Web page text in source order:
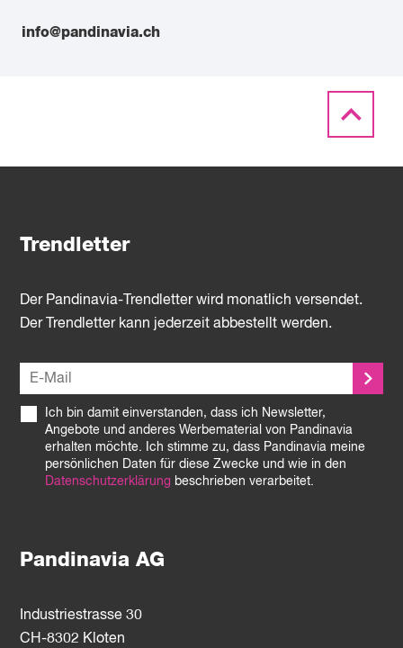
info@pandinavia.ch
Pandinavia AG
Industriestrasse 30
CH-8302 Kloten
Trendletter
Der Pandinavia-Trendletter wird monatlich versendet.
Der Trendletter kann jederzeit abbestellt werden.
Ich bin damit einverstanden, dass ich Newsletter,
Angebote und anderes Werbematerial von Pandinavia
erhalten möchte. Ich stimme zu, dass Pandinavia meine
persönlichen Daten für diese Zwecke und wie in den
Datenschutzerklärung beschrieben verarbeitet.